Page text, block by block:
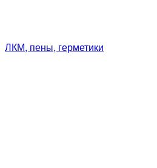
ЛКМ, пены, герметики